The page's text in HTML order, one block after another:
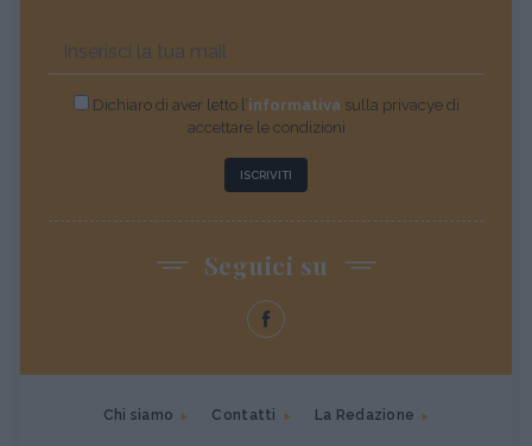
Dichiaro di aver letto l’informativasulla privacye di
accettare le condizioni
ISCRIVITI
Seguici su
Chi siamo Contatti La Redazione